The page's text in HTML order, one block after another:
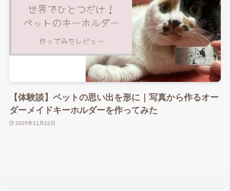
【体験談】ペットの思い出を形に｜写真から作るオー
ダーメイドキーホルダーを作ってみた
2025年11月22日